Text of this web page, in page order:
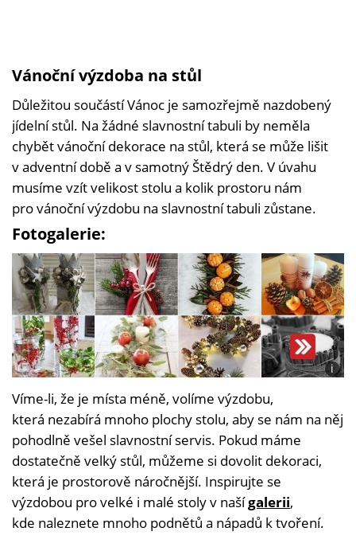
Vánoční výzdoba na stůl
Důležitou součástí Vánoc je samozřejmě nazdobený
jídelní stůl. Na žádné slavnostní tabuli by neměla
chybět vánoční dekorace na stůl, která se může lišit
v adventní době a v samotný Štědrý den. V úvahu
musíme vzít velikost stolu a kolik prostoru nám
pro vánoční výzdobu na slavnostní tabuli zůstane.
Fotogalerie:
i
tunc,
Víme-li, že je místa méně, volíme výzdobu,
která nezabírá mnoho plochy stolu, aby se nám na něj
pohodlně vešel slavnostní servis. Pokud máme
dostatečně velký stůl, můžeme si dovolit dekoraci,
která je prostorově náročnější. Inspirujte se
výzdobou pro velké i malé stoly v našígalerii,
kde naleznete mnoho podnětů a nápadů k tvoření.